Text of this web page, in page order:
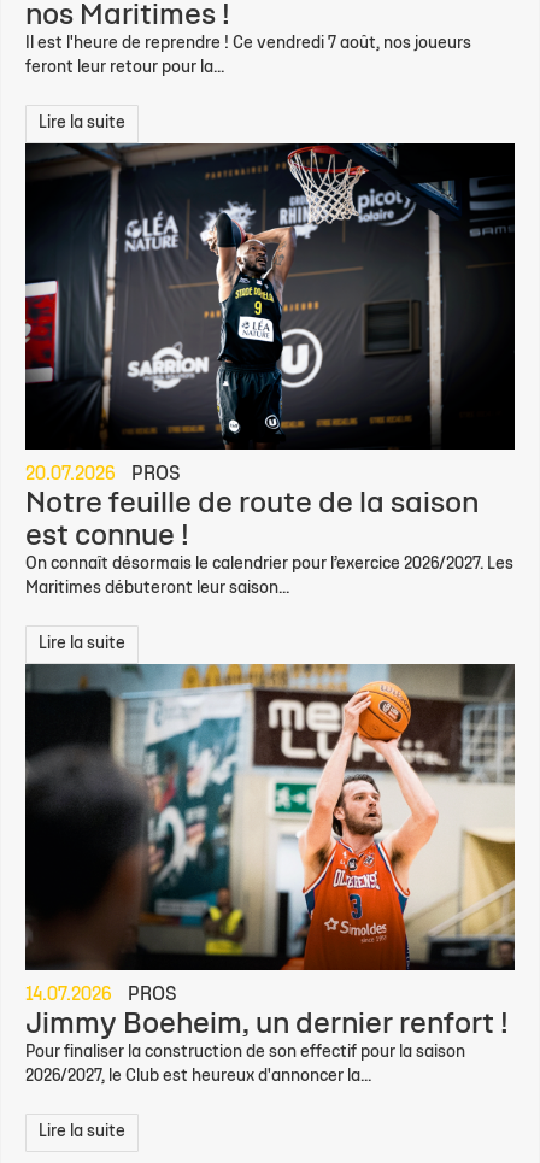
nos Maritimes !
Il est l'heure de reprendre ! Ce vendredi 7 août, nos joueurs
feront leur retour pour la...
Lire la suite
20.07.2026 PROS
Notre feuille de route de la saison
est connue !
On connaît désormais le calendrier pour l’exercice 2026/2027. Les
Maritimes débuteront leur saison...
Lire la suite
14.07.2026 PROS
Jimmy Boeheim, un dernier renfort !
Pour finaliser la construction de son effectif pour la saison
2026/2027, le Club est heureux d'annoncer la...
Lire la suite